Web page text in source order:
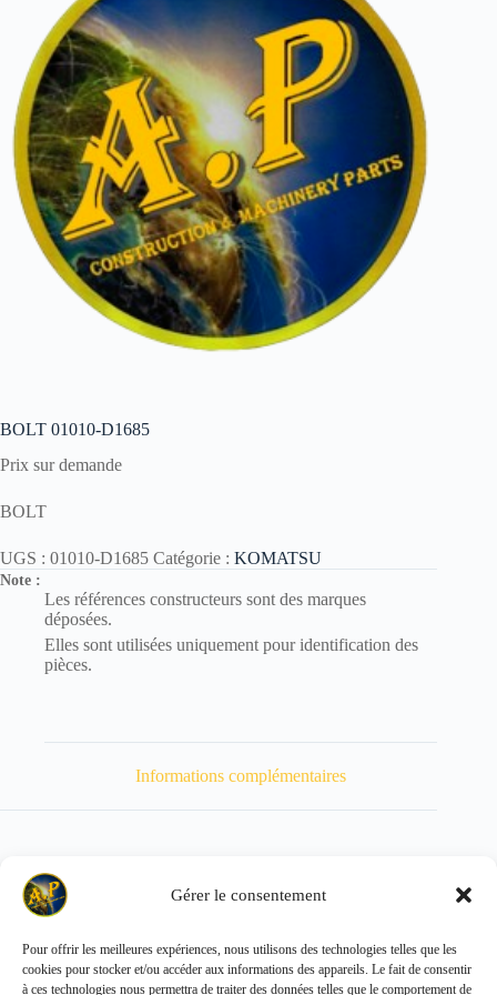
Gérer le consentement
Pour offrir les meilleures expériences, nous utilisons des technologies telles que les
cookies pour stocker et/ou accéder aux informations des appareils. Le fait de consentir
à ces technologies nous permettra de traiter des données telles que le comportement de
BOLT 01010-D1685
Prix sur demande
BOLT
UGS : 01010-D1685 Catégorie : KOMATSU
Note :
Les références constructeurs sont des marques
déposées.
Elles sont utilisées uniquement pour identification des
pièces.
Informations complémentaires
Poids 170 kg
Copyright © 2026 - ALL PARTS FRANCE SAS